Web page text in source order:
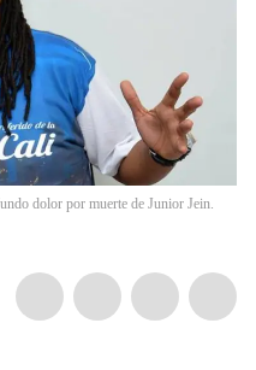
dolor por muerte de Junior Jein.